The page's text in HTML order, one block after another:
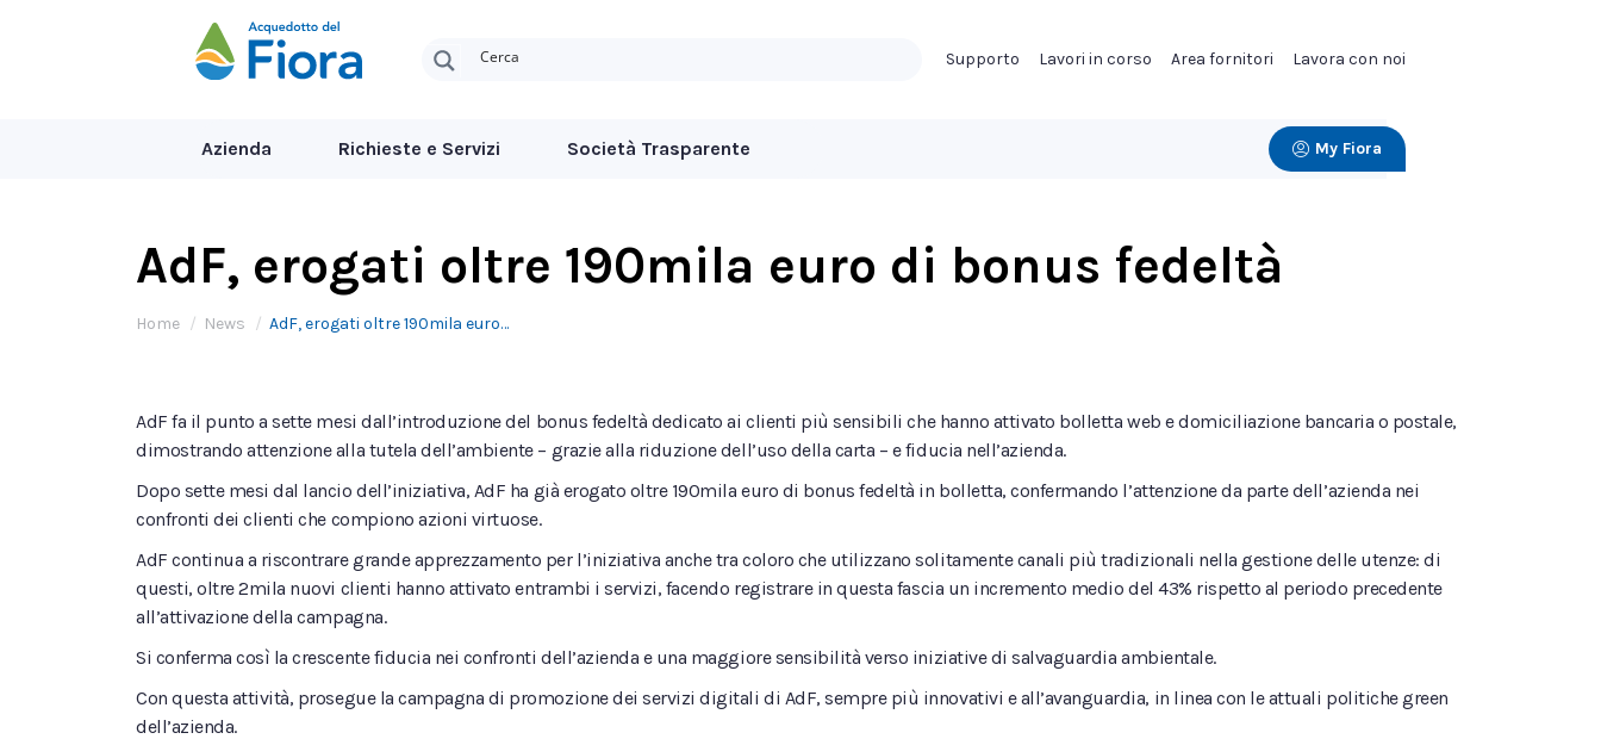
Supporto Lavori in corso Area fornitori Lavora con noi
Azienda Richieste e Servizi Società Trasparente My Fiora
AdF, erogati oltre 190mila euro di bonus fedeltà
Tu sei qui:
Home News AdF, erogati oltre 190mila euro…
AdF fa il punto a sette mesi dall’introduzione del bonus fedeltà dedicato ai clienti più sensibili che hanno attivato bolletta web e domiciliazione bancaria o postale,
dimostrando attenzione alla tutela dell’ambiente – grazie alla riduzione dell’uso della carta – e fiducia nell’azienda.
Dopo sette mesi dal lancio dell’iniziativa, AdF ha già erogato oltre 190mila euro di bonus fedeltà in bolletta, confermando l’attenzione da parte dell’azienda nei
confronti dei clienti che compiono azioni virtuose.
AdF continua a riscontrare grande apprezzamento per l’iniziativa anche tra coloro che utilizzano solitamente canali più tradizionali nella gestione delle utenze: di
questi, oltre 2mila nuovi clienti hanno attivato entrambi i servizi, facendo registrare in questa fascia un incremento medio del 43% rispetto al periodo precedente
all’attivazione della campagna.
Si conferma così la crescente fiducia nei confronti dell’azienda e una maggiore sensibilità verso iniziative di salvaguardia ambientale.
Con questa attività, prosegue la campagna di promozione dei servizi digitali di AdF, sempre più innovativi e all’avanguardia, in linea con le attuali politiche green
dell’azienda.